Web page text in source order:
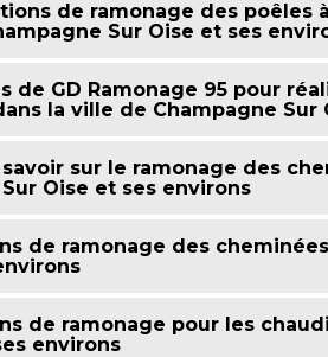
de ramonage des poêles
Sur Oise et ses
de GD Ramonage 95 pour
la ville de Champagne Sur
sur le ramonage des
Oise et ses environs
de ramonage des
de ramonage pour les
environs